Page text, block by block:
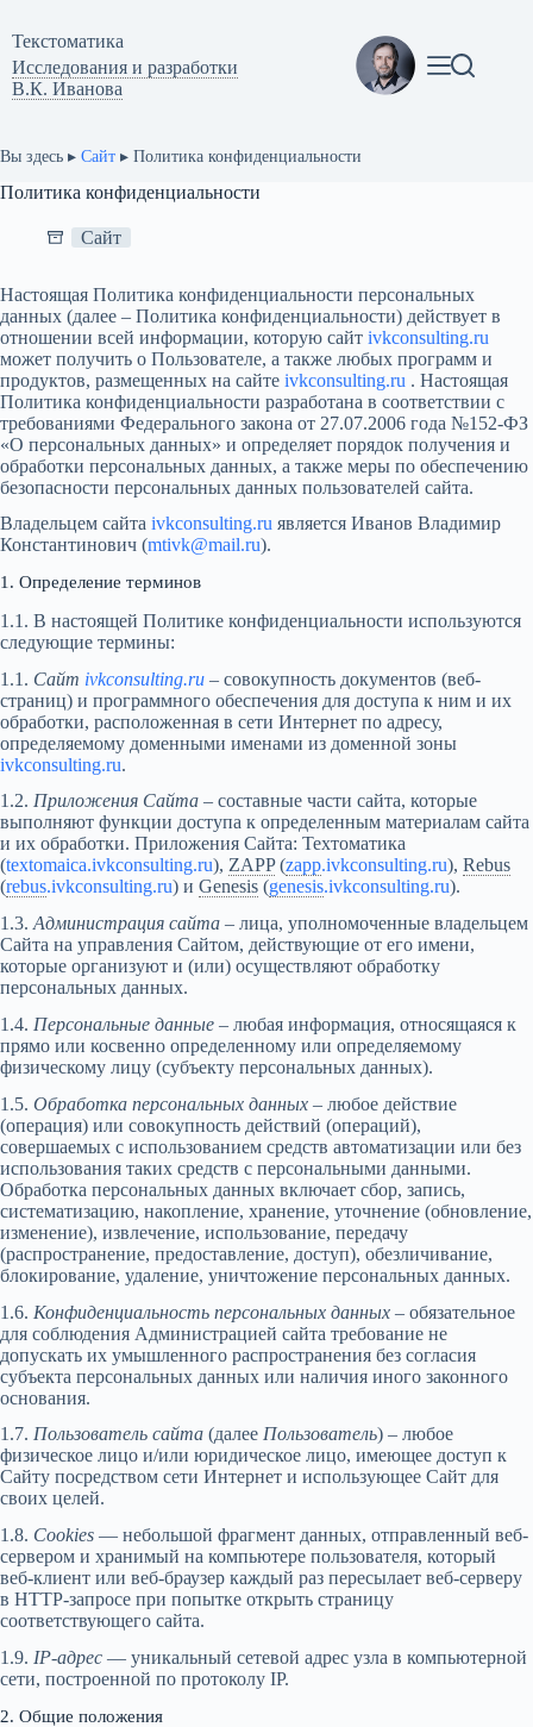
сути
Текстоматикa
Исследования и разработки
В.К. Иванова
Вы здесь ▸ Сайт ▸ Политика конфиденциальности
Политика конфиденциальности
Сайт
Настоящая Политика конфиденциальности персональных
данных (далее – Политика конфиденциальности) действует в
отношении всей информации, которую сайт ivkconsulting.ru
может получить о Пользователе, а также любых программ и
продуктов, размещенных на сайте ivkconsulting.ru . Настоящая
Политика конфиденциальности разработана в соответствии с
требованиями Федерального закона от 27.07.2006 года №152-ФЗ
«О персональных данных» и определяет порядок получения и
обработки персональных данных, а также меры по обеспечению
безопасности персональных данных пользователей сайта.
Владельцем сайта ivkconsulting.ru является Иванов Владимир
Константинович (mtivk@mail.ru).
1. Определение терминов
1.1. В настоящей Политике конфиденциальности используются
следующие термины:
1.1. Сайт ivkconsulting.ru – совокупность документов (веб-
страниц) и программного обеспечения для доступа к ним и их
обработки, расположенная в сети Интернет по адресу,
определяемому доменными именами из доменной зоны
ivkconsulting.ru.
1.2. Приложения Сайта – составные части сайта, которые
выполняют функции доступа к определенным материалам сайта
и их обработки. Приложения Сайта: Техтоматика
(textomaica.ivkconsulting.ru), ZAPP (zapp.ivkconsulting.ru), Rebus
(rebus.ivkconsulting.ru) и Genesis (genesis.ivkconsulting.ru).
1.3. Администрация сайта – лица, уполномоченные владельцем
Сайта на управления Сайтом, действующие от его имени,
которые организуют и (или) осуществляют обработку
персональных данных.
1.4. Персональные данные – любая информация, относящаяся к
прямо или косвенно определенному или определяемому
физическому лицу (субъекту персональных данных).
1.5. Обработка персональных данных – любое действие
(операция) или совокупность действий (операций),
совершаемых с использованием средств автоматизации или без
использования таких средств с персональными данными.
Обработка персональных данных включает сбор, запись,
систематизацию, накопление, хранение, уточнение (обновление,
изменение), извлечение, использование, передачу
(распространение, предоставление, доступ), обезличивание,
блокирование, удаление, уничтожение персональных данных.
1.6. Конфиденциальность персональных данных – обязательное
для соблюдения Администрацией сайта требование не
допускать их умышленного распространения без согласия
субъекта персональных данных или наличия иного законного
основания.
1.7. Пользователь сайта (далее Пользователь) – любое
физическое лицо и/или юридическое лицо, имеющее доступ к
Сайту посредством сети Интернет и использующее Сайт для
своих целей.
1.8. Cookies — небольшой фрагмент данных, отправленный веб-
сервером и хранимый на компьютере пользователя, который
веб-клиент или веб-браузер каждый раз пересылает веб-серверу
в HTTP-запросе при попытке открыть страницу
соответствующего сайта.
1.9. IP-адрес — уникальный сетевой адрес узла в компьютерной
сети, построенной по протоколу IP.
2. Общие положения